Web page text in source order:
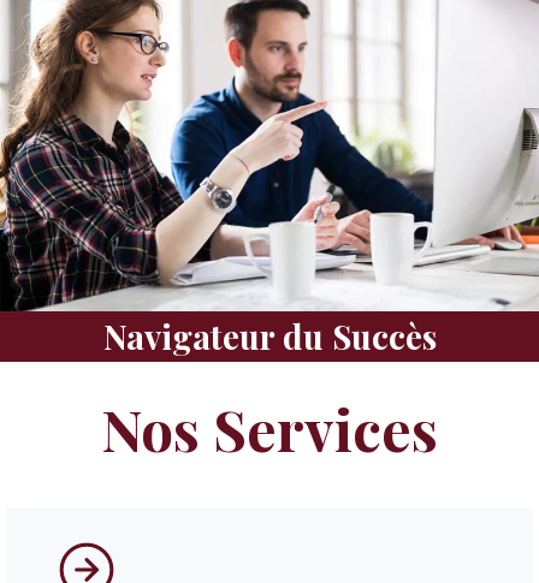
Navigateur du Succès
Nos Services